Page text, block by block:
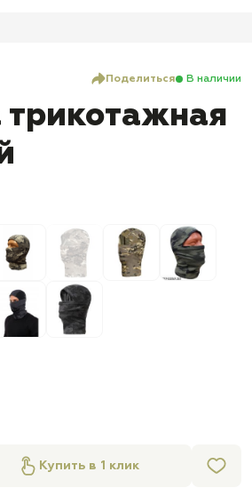
Поделиться В наличии
Купить в 1 клик